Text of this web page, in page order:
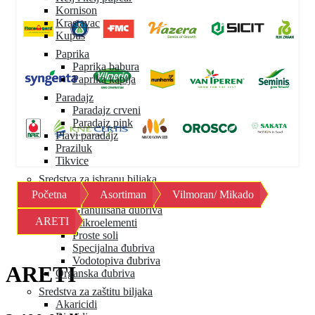
Kornison
Krastavac
Kupus
Paprika
Paprika babura
Paprika kapija
Paradajz
Paradajz crveni
Paradajz pink
Plavi paradajz
Praziluk
Tikvice
Sredstva za ishranu biljaka
Mineralna đubriva
Granulisana đubriva
Mikroelementi
Proste soli
Specijalna đubriva
Vodotopiva đubriva
Organska đubriva
Sredstva za zaštitu biljaka
Akaricidi
Početna Asortiman Vilmoran/ Mikado
ARETI
ARETI